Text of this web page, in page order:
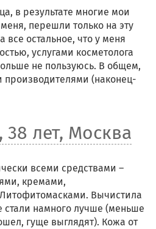
в результате многие мои
перешли только на эту
все остальное, что у меня
услугами косметолога
не пользуюсь. В общем,
(наконец-
38 лет, Москва
всеми средствами –
кремами,
Вычистила
стали намного лучше (меньше
гуще выглядят). Кожа от